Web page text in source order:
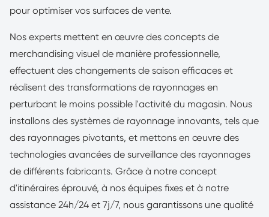
pour optimiser vos surfaces de vente.
Nos experts mettent en œuvre des concepts de
merchandising visuel de manière professionnelle,
effectuent des changements de saison efficaces et
réalisent des transformations de rayonnages en
perturbant le moins possible l'activité du magasin. Nous
installons des systèmes de rayonnage innovants, tels que
des rayonnages pivotants, et mettons en œuvre des
technologies avancées de surveillance des rayonnages
de différents fabricants. Grâce à notre concept
d'itinéraires éprouvé, à nos équipes fixes et à notre
assistance 24h/24 et 7j/7, nous garantissons une qualité